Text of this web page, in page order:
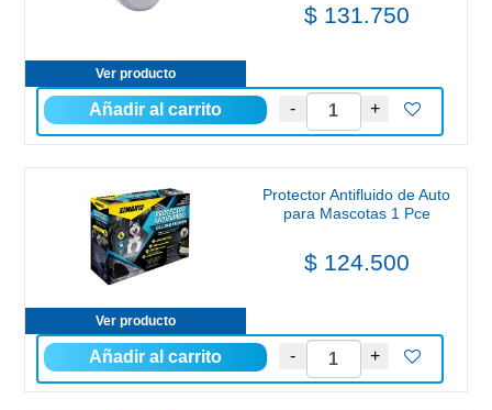
Ver producto
$ 131.750
Ver producto
Protector Antifluido de Auto
para Mascotas 1 Pce
$ 124.500